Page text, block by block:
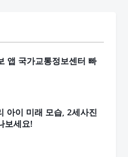
앱 국가교통정보센터 빠
아이 미래 모습, 2세사진
보세요!